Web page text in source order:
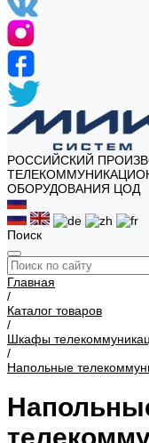
РОССИЙСКИЙ
ОБОРУДОВАНИЯ ЦОД
Поиск
Главная
/
Каталог товаров
/
Шкафы
/
Напольные